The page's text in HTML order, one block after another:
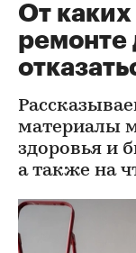
От
ремонте
материалы
здоровья и
а также на